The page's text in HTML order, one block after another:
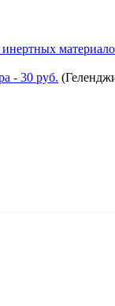
- 30 руб. (